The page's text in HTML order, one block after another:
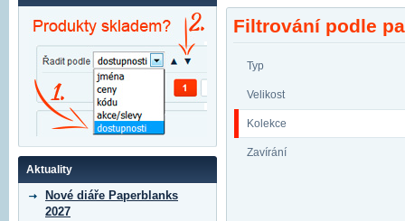
Filtrování podle
Typ
Velikost
Kolekce
Zavírání
Aktuality
Nové diáře Paperblanks
2027